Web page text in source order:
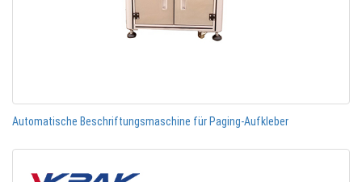
Automatische Beschriftungsmaschine für Paging-Aufkleber